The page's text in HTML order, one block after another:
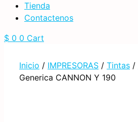
Tienda
Contactenos
$ 0 0 Cart
Inicio / IMPRESORAS / Tintas /
Generica CANNON Y 190